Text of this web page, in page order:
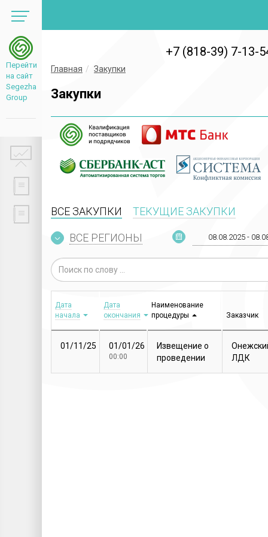
Перейти
на сайт
Segezha
Group
+7 (818-39) 7-13-
Главная Закупки
Закупки
ВСЕ ЗАКУПКИ ТЕКУЩИЕ ЗАКУПКИ
ВСЕ РЕГИОНЫ
Дата
начала
Дата
окончания
Наименование
процедуры
Заказчик
01/11/25 01/01/26
00:00
Извещение о
проведении
ЛДК